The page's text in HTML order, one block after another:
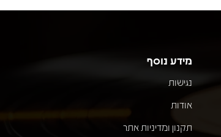
מידע נוסף
נגישות
אודות
תקנון ומדיניות אתר